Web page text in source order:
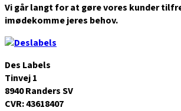
Vi går langt for at gøre vores kunder
imødekomme jeres behov.
Des Labels
Tinvej 1
8940 Randers SV
CVR: 43618407